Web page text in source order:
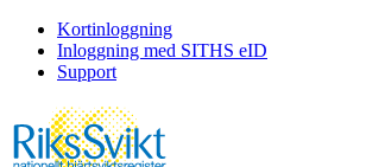
Kortinloggning
Inloggning med SITHS eID
Support